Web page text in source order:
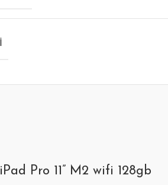
iPad Pro 11” M2 wifi 128gb